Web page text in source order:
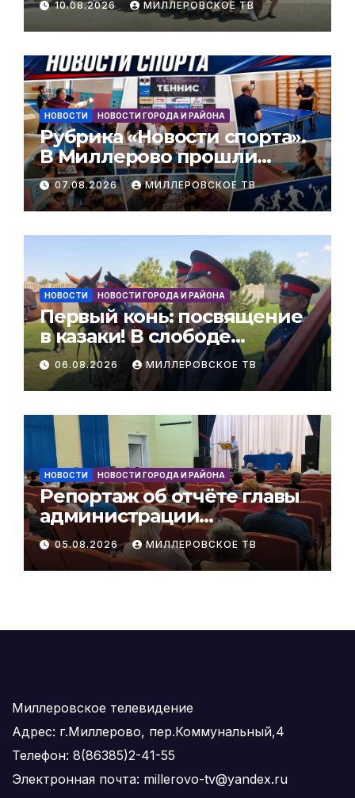
физкультурника.
10.08.2026 МИЛЛЕРОВСКОЕ ТВ
НОВОСТИ НОВОСТИ ГОРОДА И РАЙОНА
Рубрика «Новости спорта».
В Миллерово прошли
соревнования ко Дню
физкультурника.
07.08.2026 МИЛЛЕРОВСКОЕ ТВ
НОВОСТИ НОВОСТИ ГОРОДА И РАЙОНА
Первый конь: посвящение
в казаки! В слободе
Никольская прошёл
очередной казачий обряд.
06.08.2026 МИЛЛЕРОВСКОЕ ТВ
НОВОСТИ НОВОСТИ ГОРОДА И РАЙОНА
Репортаж об отчёте главы
администрации
Мальчевского сельского
поселения за 1 полугодие
2026 года
05.08.2026 МИЛЛЕРОВСКОЕ ТВ
Миллеровское телевидение
Адрес: г.Миллерово, пер.Коммунальный,4
Телефон: 8(86385)2-41-55
Электронная почта: millerovo-tv@yandex.ru